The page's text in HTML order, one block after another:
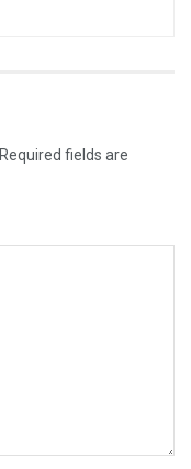
Required fields are